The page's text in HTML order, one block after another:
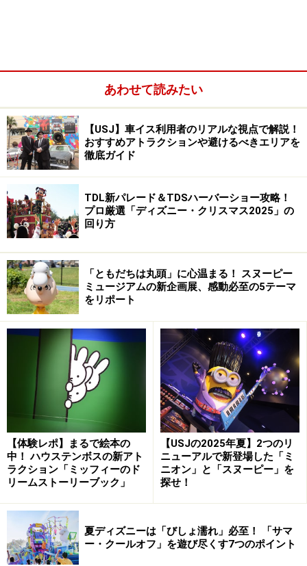
【6】ドックサイド・スプラッシュ・リミックス
【7】まだある東京ディズニーシーの“びしょ濡れ”スポッ
ト
【1】～【7】の各行のリンクをタップすれば、ご覧にな
りたい記事に飛びますので、お好きなところからどう
東京ディズニーランドは「ベイマックス」
が主役！
東京ディズニーランドの「サマー・クールオフ at Tokyo
Disney Resort」のポイントは5つ。そのうち4つはベイマ
ックスが主役なんです。今もっとも旬な3人組バンド
「Mrs. GREEN APPLE」とのコラボも話題です。
あわせて読みたい
【USJ】車イス利用者のリアルな視点で解説！
おすすめアトラクションや避けるべきエリアを
徹底ガイド
TDL新パレード＆TDSハーバーショー攻略！
プロ厳選「ディズニー・クリスマス2025」の
回り方
「ともだちは丸頭」に心温まる！ スヌーピー
ミュージアムの新企画展、感動必至の5テーマ
をリポート
【体験レポ】まるで絵本の
中！ ハウステンボスの新アト
ラクション「ミッフィーのド
リームストーリーブック」
【USJの2025年夏】2つのリ
ニューアルで新登場した「ミ
ニオン」と「スヌーピー」を
探せ！
夏ディズニーは「びしょ濡れ」必至！ 「サマ
ー・クールオフ」を遊び尽くす7つのポイント